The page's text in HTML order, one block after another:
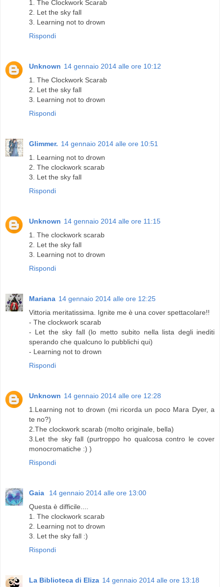
1. The Clockwork Scarab
2. Let the sky fall
3. Learning not to drown
Rispondi
Unknown 14 gennaio 2014 alle ore 10:12
1. The Clockwork Scarab
2. Let the sky fall
3. Learning not to drown
Rispondi
Glimmer. 14 gennaio 2014 alle ore 10:51
1. Learning not to drown
2. The clockwork scarab
3. Let the sky fall
Rispondi
Unknown 14 gennaio 2014 alle ore 11:15
1. The clockwork scarab
2. Let the sky fall
3. Learning not to drown
Rispondi
Mariana 14 gennaio 2014 alle ore 12:25
Vittoria meritatissima. Ignite me è una cover spettacolare!!
- The clockwork scarab
- Let the sky fall (lo metto subito nella lista degli inediti
sperando che qualcuno lo pubblichi qui)
- Learning not to drown
Rispondi
Unknown 14 gennaio 2014 alle ore 12:28
1.Learning not to drown (mi ricorda un poco Mara Dyer, a
te no?)
2.The clockwork scarab (molto originale, bella)
3.Let the sky fall (purtroppo ho qualcosa contro le cover
monocromatiche :) )
Rispondi
Gaia
14 gennaio 2014 alle ore 13:00
Questa è difficile....
1. The clockwork scarab
2. Learning not to drown
3. Let the sky fall :)
Rispondi
La Biblioteca di Eliza 14 gennaio 2014 alle ore 13:18